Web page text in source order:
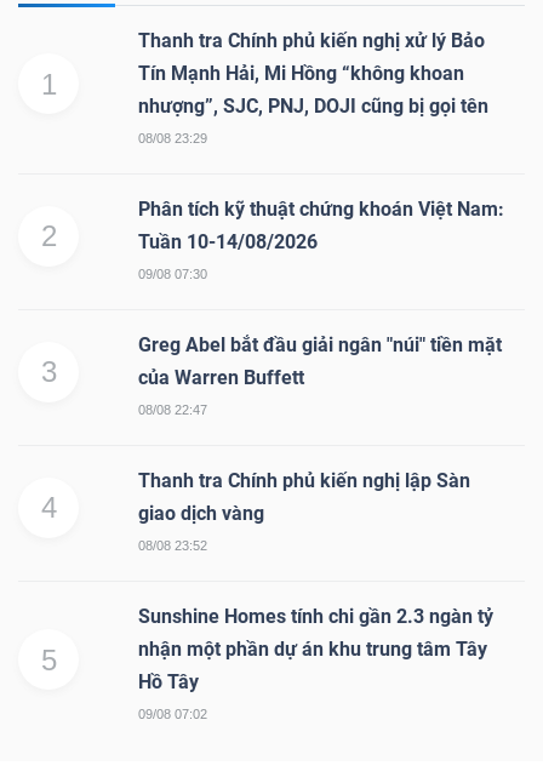
1
Thanh tra Chính phủ kiến nghị xử lý Bảo
Tín Mạnh Hải, Mi Hồng “không khoan
nhượng”, SJC, PNJ, DOJI cũng bị gọi tên
08/08 23:29
2
Phân tích kỹ thuật chứng khoán Việt Nam:
Tuần 10-14/08/2026
09/08 07:30
3
Greg Abel bắt đầu giải ngân "núi" tiền mặt
của Warren Buffett
08/08 22:47
4
Thanh tra Chính phủ kiến nghị lập Sàn
giao dịch vàng
08/08 23:52
5
Sunshine Homes tính chi gần 2.3 ngàn tỷ
nhận một phần dự án khu trung tâm Tây
Hồ Tây
09/08 07:02